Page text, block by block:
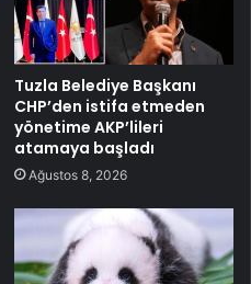
Tuzla Belediye Başkanı
CHP’den istifa etmeden
yönetime AKP’lileri
atamaya başladı
Ağustos 8, 2026